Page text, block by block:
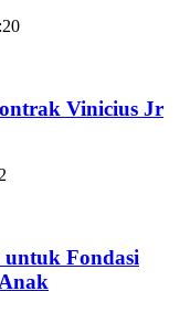
Vinicius Jr
Fondasi